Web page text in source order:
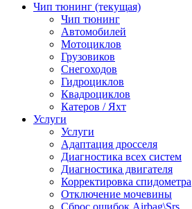
Чип тюнинг (текущая)
Чип тюнинг
Автомобилей
Мотоциклов
Грузовиков
Снегоходов
Гидроциклов
Квадроциклов
Катеров / Яхт
Услуги
Услуги
Адаптация дросселя
Диагностика всех систем
Диагностика двигателя
Корректировка спидометра
Отключение мочевины